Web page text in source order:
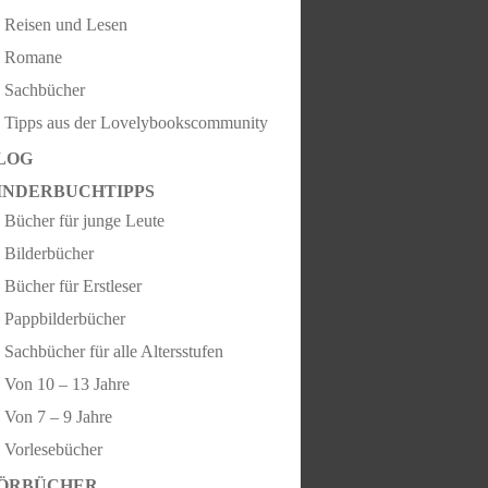
Reisen und Lesen
Romane
Sachbücher
Tipps aus der Lovelybookscommunity
Bücher für junge Leute
Bilderbücher
Bücher für Erstleser
Pappbilderbücher
Sachbücher für alle Altersstufen
Von 10 – 13 Jahre
Von 7 – 9 Jahre
Vorlesebücher